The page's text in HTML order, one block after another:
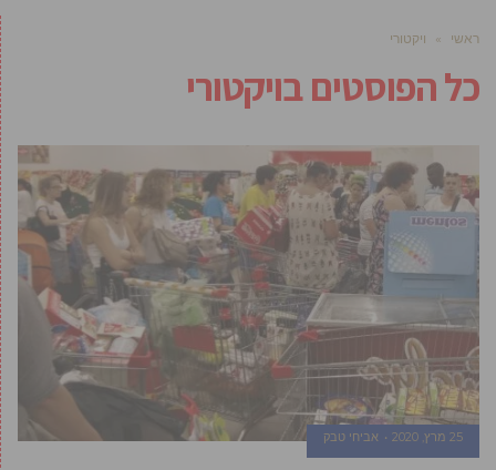
ראשי » ויקטורי
כל הפוסטים בויקטורי
25 מרץ, 2020 אביחי טבק